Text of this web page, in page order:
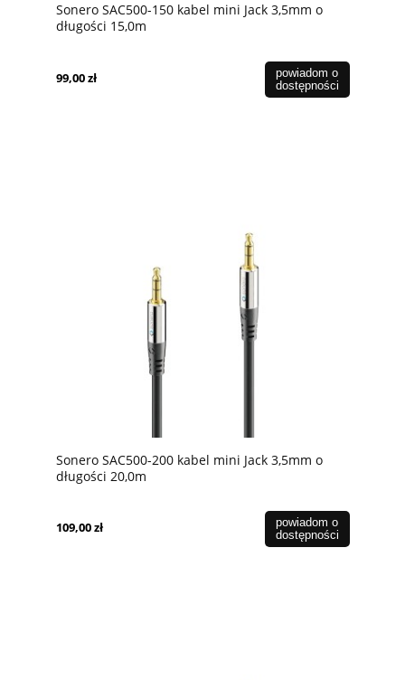
Sonero SAC500-150 kabel mini Jack 3,5mm o
długości 15,0m
99,00 zł
powiadom o
dostępności
Sonero SAC500-200 kabel mini Jack 3,5mm o
długości 20,0m
109,00 zł
powiadom o
dostępności